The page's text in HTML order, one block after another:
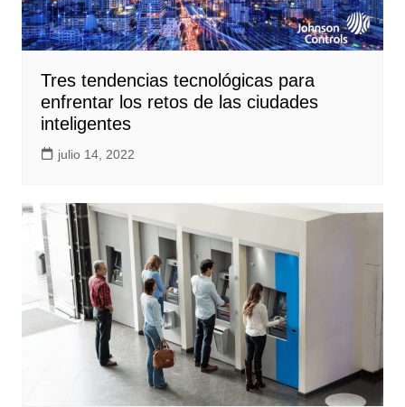
Tres tendencias tecnológicas para
enfrentar los retos de las ciudades
inteligentes
julio 14, 2022